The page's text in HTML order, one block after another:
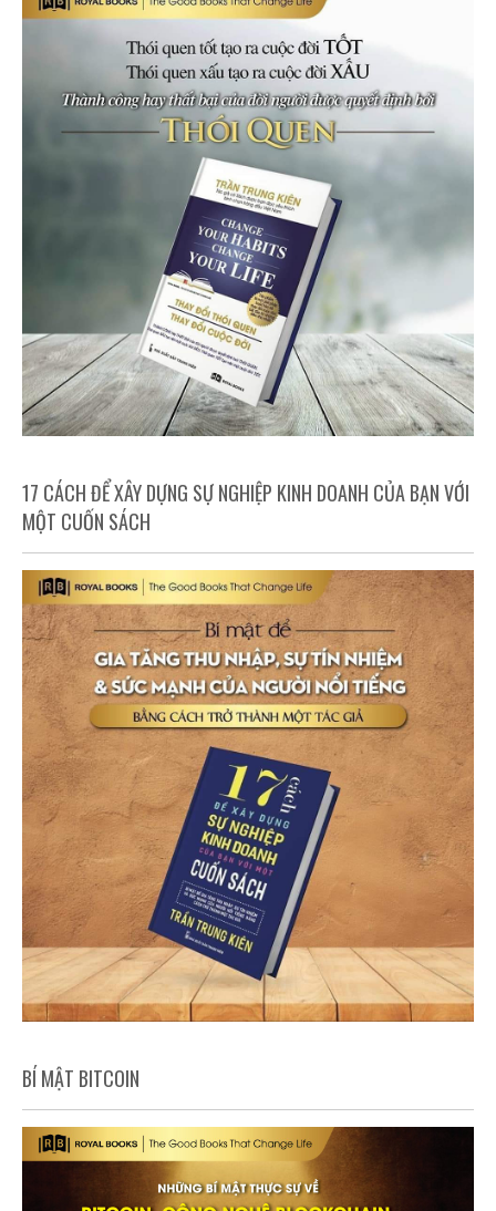
17 CÁCH ĐỂ XÂY DỰNG SỰ NGHIỆP KINH DOANH CỦA BẠN VỚI
MỘT CUỐN SÁCH
BÍ MẬT BITCOIN